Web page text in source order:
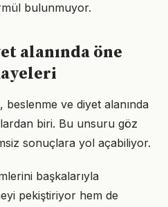
bulunmuyor.
alanında öne
beslenme ve diyet alanında
biri. Bu unsuru göz
sonuçlara yol açabiliyor.
başkalarıyla
pekiştiriyor hem de